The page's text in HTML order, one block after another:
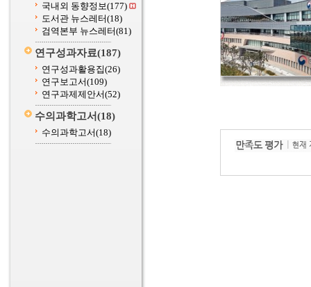
국내외 동향정보(177)
도서관 뉴스레터(18)
검역본부 뉴스레터(81)
연구성과자료(187)
연구성과활용집(26)
연구보고서(109)
연구과제제안서(52)
수의과학고서(18)
수의과학고서(18)